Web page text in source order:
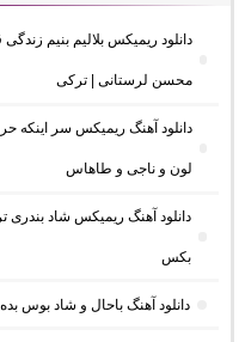
دانلود ریمیکس بلالیم بنیم
محسن لرستانی | ترکی
دانلود آهنگ ریمیکس سر
لون و ناجی و طاهاس
دانلود آهنگ ریمیکس شاد بندری
بکس
دانلود آهنگ باحال و شاد بوس